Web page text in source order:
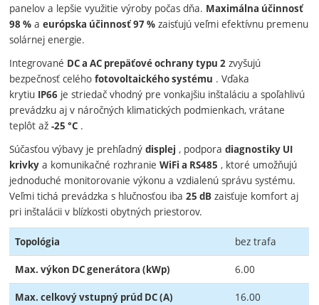
panelov a lepšie využitie výroby počas dňa. Maximálna účinnosť
98 % aeurópska účinnosť 97 % zaisťujú veľmi efektívnu premenu
solárnej energie.
Integrované DC a AC prepäťové ochrany typu 2 zvyšujú
bezpečnosť celéhofotovoltaického systému . Vďaka
krytiu IP66 je striedač vhodný pre vonkajšiu inštaláciu a spoľahlivú
prevádzku aj v náročných klimatických podmienkach, vrátane
teplôt až-25 °C .
Súčasťou výbavy je prehľadnýdisplej , podporadiagnostiky UI
krivky a komunikačné rozhranieWiFi a RS485 , ktoré umožňujú
jednoduché monitorovanie výkonu a vzdialenú správu systému.
Veľmi tichá prevádzka s hlučnosťou iba25 dB zaisťuje komfort aj
pri inštalácii v blízkosti obytných priestorov.
Topológia bez trafa
Max. výkon DC generátora (kWp) 6.00
Max. celkový vstupný prúd DC (A) 16.00